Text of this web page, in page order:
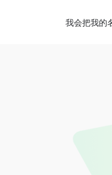
我会把我的